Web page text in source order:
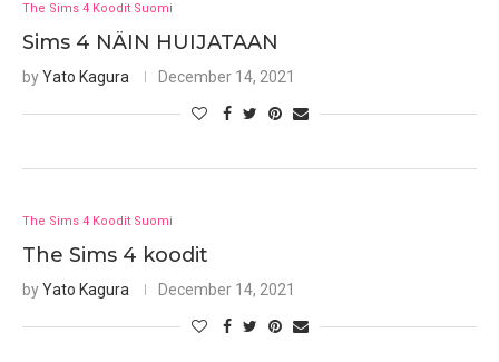
The Sims 4 Koodit Suomi
Sims 4 NÄIN HUIJATAAN
byYato Kagura December 14, 2021
The Sims 4 Koodit Suomi
The Sims 4 koodit
byYato Kagura December 14, 2021